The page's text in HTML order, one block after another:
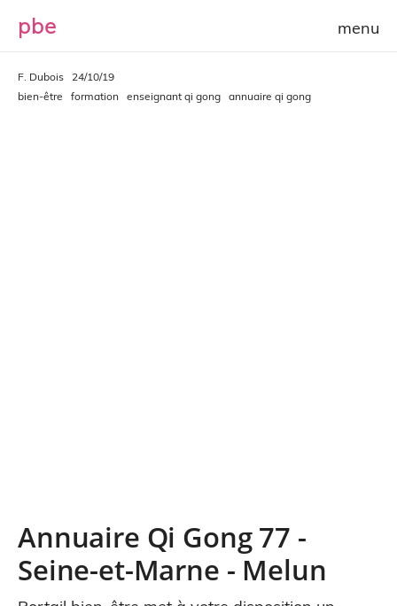
pbe
F. Dubois
24/10/19
bien-être
formation enseignant qi gong annuaire qi gong
Annuaire Qi Gong 77 -
Seine-et-Marne - Melun